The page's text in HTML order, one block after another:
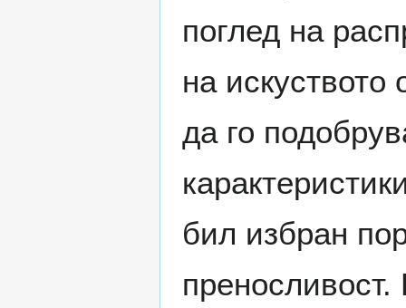
поглед на
на искуството
да го
бил избран
преносливост.